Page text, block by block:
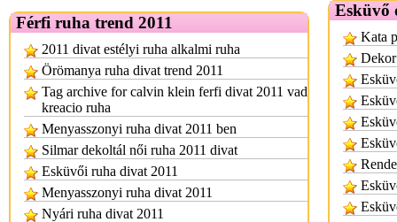
Férfi ruha trend 2011
2011 divat estélyi ruha alkalmi ruha
Örömanya ruha divat trend 2011
Tag archive for calvin klein ferfi divat 2011 vad
kreacio ruha
Menyasszonyi ruha divat 2011 ben
Silmar dekoltál női ruha 2011 divat
Esküvői ruha divat 2011
Menyasszonyi ruha divat 2011
Nyári ruha divat 2011
Esküvő
Kata